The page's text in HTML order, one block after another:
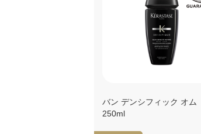
バン デンシフィック オム
250ml